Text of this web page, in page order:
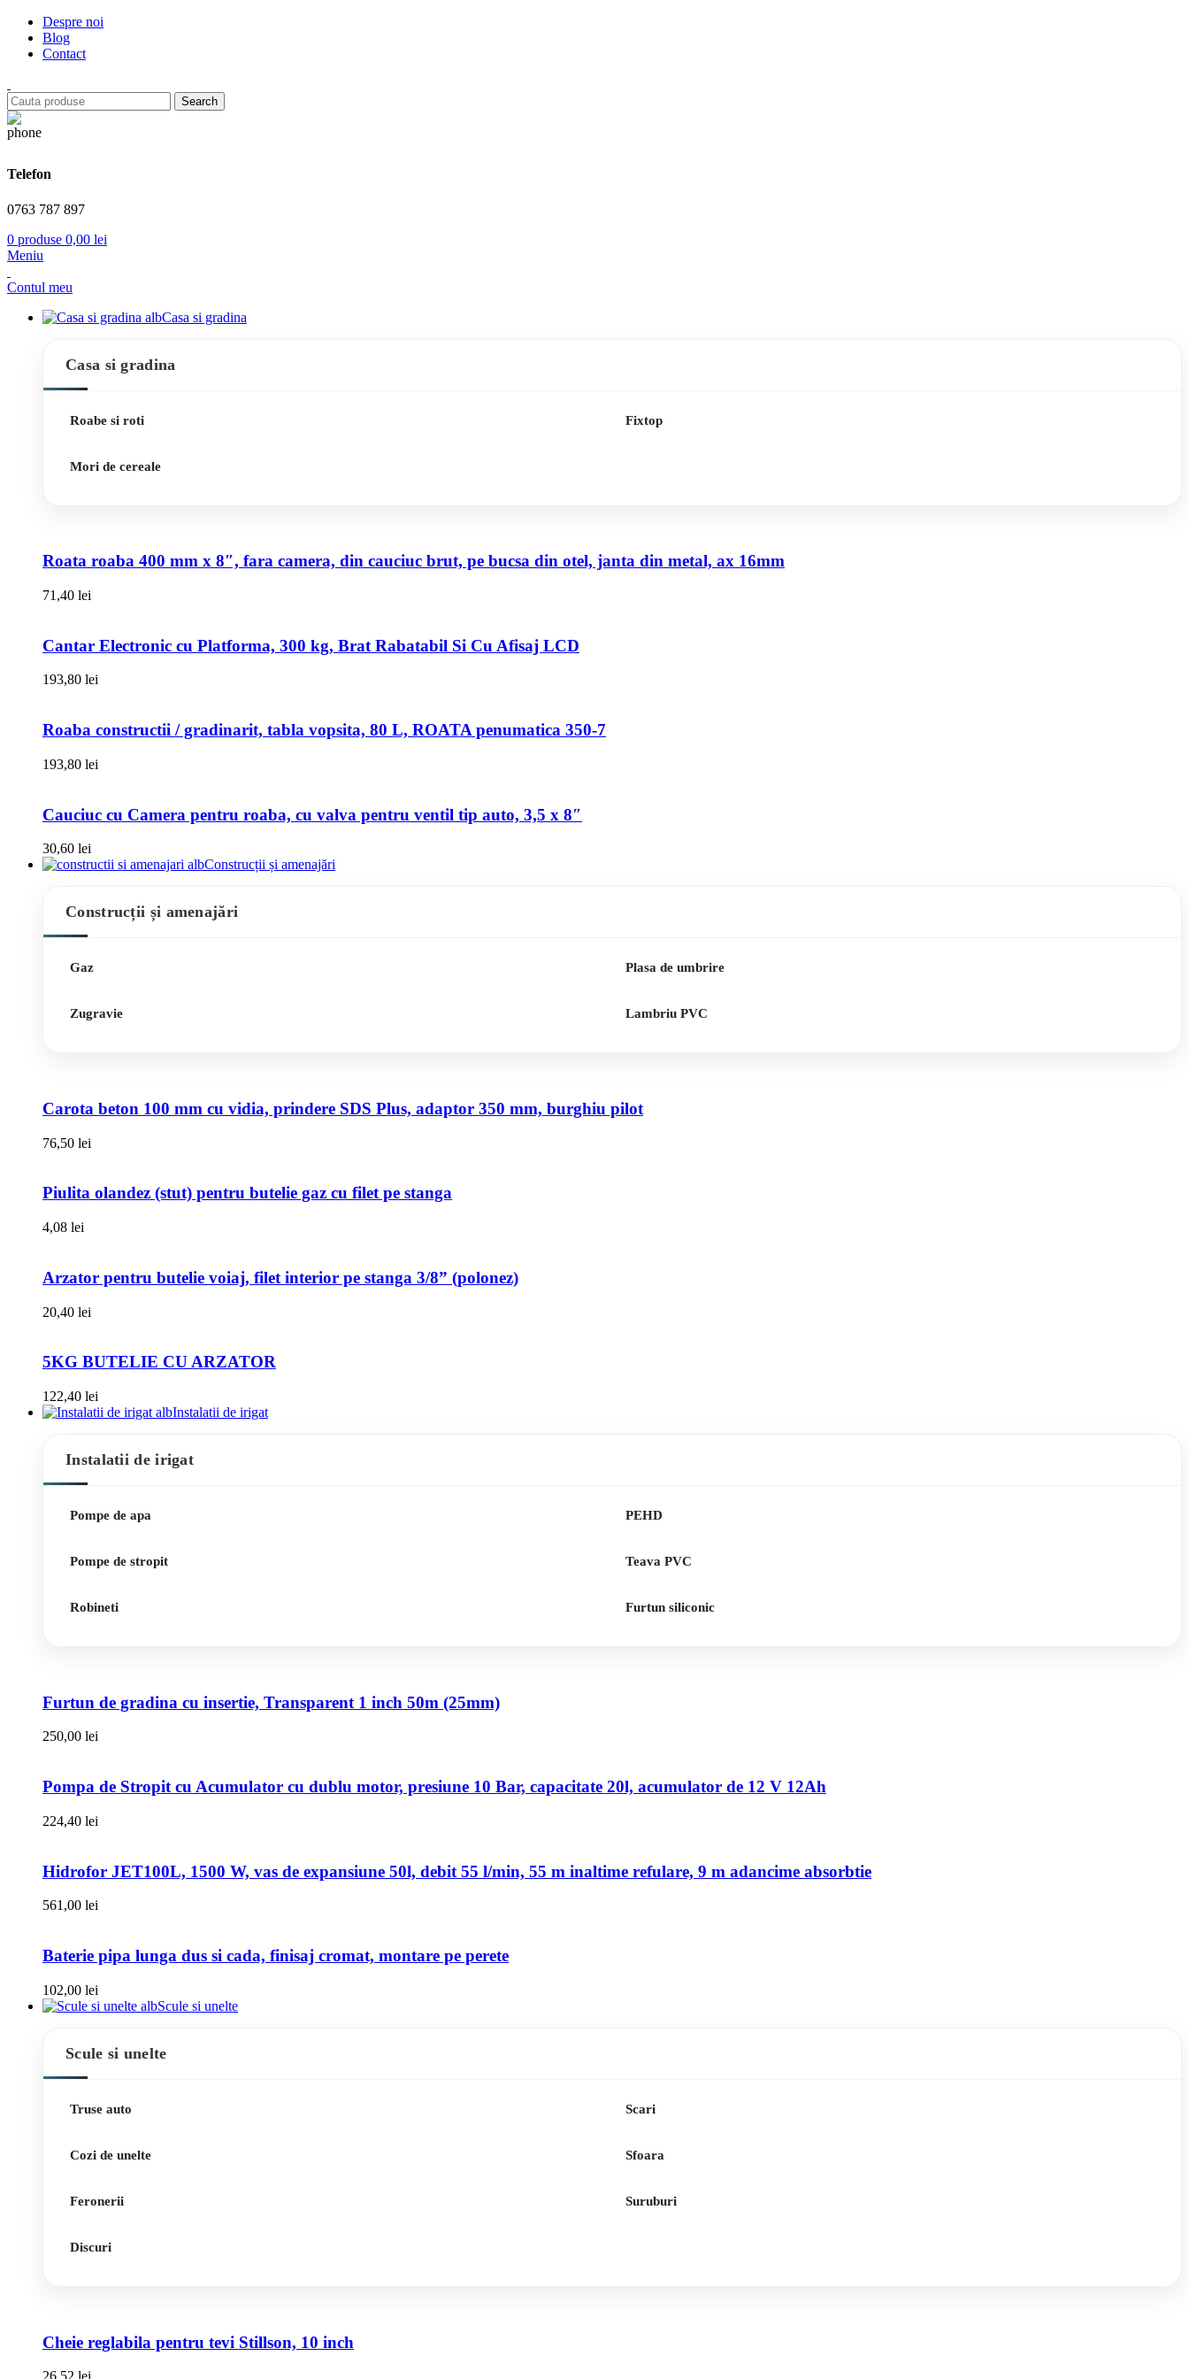
Despre noi
Blog
Contact
Search
Telefon
0763 787 897
0 produse 0,00 lei
Meniu
Contul meu
Casa si gradina
Casa si gradina
Roabe si roti
Mori de cereale
Fixtop
Roata roaba 400 mm x 8″, fara camera, din cauciuc brut, pe bucsa din otel, janta din metal, ax 16mm
71,40 lei
Cantar Electronic cu Platforma, 300 kg, Brat Rabatabil Si Cu Afisaj LCD
193,80 lei
Roaba constructii / gradinarit, tabla vopsita, 80 L, ROATA penumatica 350-7
193,80 lei
Cauciuc cu Camera pentru roaba, cu valva pentru ventil tip auto, 3,5 x 8″
30,60 lei
Construcții și amenajări
Construcții și amenajări
Gaz
Zugravie
Plasa de umbrire
Lambriu PVC
Carota beton 100 mm cu vidia, prindere SDS Plus, adaptor 350 mm, burghiu pilot
76,50 lei
Piulita olandez (stut) pentru butelie gaz cu filet pe stanga
4,08 lei
Arzator pentru butelie voiaj, filet interior pe stanga 3/8” (polonez)
20,40 lei
5KG BUTELIE CU ARZATOR
122,40 lei
Instalatii de irigat
Instalatii de irigat
Pompe de apa
Pompe de stropit
Robineti
PEHD
Teava PVC
Furtun siliconic
Furtun de gradina cu insertie, Transparent 1 inch 50m (25mm)
250,00 lei
Pompa de Stropit cu Acumulator cu dublu motor, presiune 10 Bar, capacitate 20l, acumulator de 12 V 12Ah
224,40 lei
Hidrofor JET100L, 1500 W, vas de expansiune 50l, debit 55 l/min, 55 m inaltime refulare, 9 m adancime absorbtie
561,00 lei
Baterie pipa lunga dus si cada, finisaj cromat, montare pe perete
102,00 lei
Scule si unelte
Scule si unelte
Truse auto
Cozi de unelte
Feronerii
Discuri
Scari
Sfoara
Suruburi
Cheie reglabila pentru tevi Stillson, 10 inch